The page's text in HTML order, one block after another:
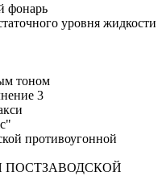
фонарь
уровня жидкости
тоном
3
противоугонной
ПОСТЗАВОДСКОЙ